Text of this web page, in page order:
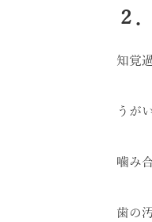
２
知覚
うが
噛み
歯の